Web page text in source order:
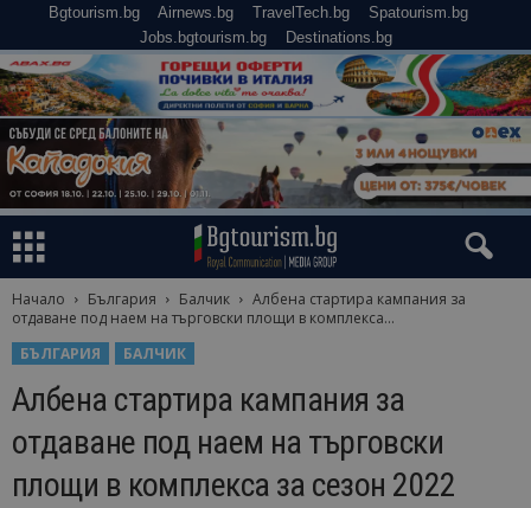
Bgtourism.bg Airnews.bg TravelTech.bg
Spatourism.bg
Jobs.bgtourism.bg
Destinations.bg
Начало България Балчик
Албена стартира кампания за
отдаване под наем на търговски площи в комплекса...
БЪЛГАРИЯ
БАЛЧИК
Албена стартира кампания за
отдаване под наем на търговски
площи в комплекса за сезон 2022